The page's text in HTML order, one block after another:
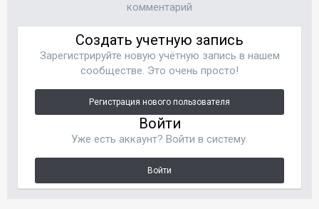
комментарий
Создать учетную запись
Зарегистрируйте новую учётную запись в нашем
сообществе. Это очень просто!
Регистрация нового пользователя
Войти
Уже есть аккаунт? Войти в систему.
Войти